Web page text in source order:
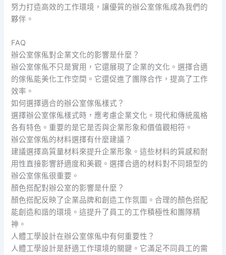
努力打造高效的工作環境，讓優質的辦公室傢俬成為我們的
夥伴。
FAQ
辦公室傢俬對企業文化的影響是什麼？
辦公室傢俬不只是實用，它還展現了企業的文化。選擇合適
的傢俬能美化工作空間。它還促進了團隊合作，提高了工作
效率。
如何選擇適合的辦公室傢俬樣式？
選擇辦公室傢俬樣式時，應考慮企業文化。現代和傳統風格
各有特色。重要的是它是否與企業形象和價值觀相符。
辦公室傢俬的材料選擇有什麼建議？
建議選擇高質量材料來提升企業形象。這些材料的質感和耐
用性直接影響舒適度和美觀。選擇合適的材料對不同類型的
辦公室傢俬很重要。
顏色搭配對辦公室的影響是什麼？
顏色搭配反映了企業品牌和創造工作氛圍。合理的顏色搭配
能創造和諧的環境。這提升了員工的工作積極性和團隊精
神。
人體工學設計在辦公室傢俬中有何重要性？
人體工學設計是舒適工作環境的關鍵。它滿足不同員工的需